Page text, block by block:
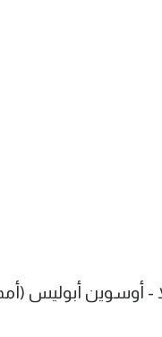
أوسوين أبوليس (أمم